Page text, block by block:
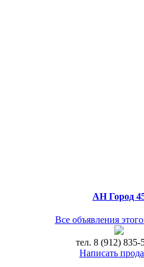
АН Город
Все объявления
тел. 8 (912) 835-
Написать